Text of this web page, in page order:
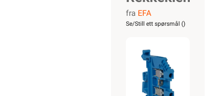
WK 6/U
fra EFA
Se/Still ett spørsmål ()